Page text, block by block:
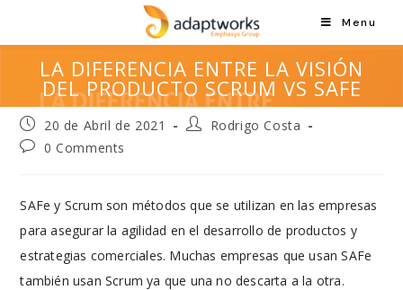
Menu
LA DIFERENCIA ENTRE LA VISIÓN
DEL PRODUCTO SCRUM VS SAFE
20 de Abril de 2021
Rodrigo Costa
0 Comments
SAFe y Scrum son métodos que se utilizan en las empresas
para asegurar la agilidad en el desarrollo de productos y
estrategias comerciales. Muchas empresas que usan SAFe
también usan Scrum ya que una no descarta a la otra.